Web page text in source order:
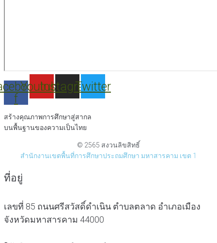
f
Youtube
Instagram
Twitter
สร้างคุณภาพการศึกษาสู่สากล
บนพื้นฐานของความเป็นไทย
© 2565 สงวนลิขสิทธิ์
สำนักงานเขตพื้นที่การศึกษาประถมศึกษา มหาสารคาม เขต 1
ที่อยู่
เลขที่ 85 ถนนศรีสวัสดิ์ดำเนิน ตำบลตลาด อำเภอเมือง
จังหวัดมหาสารคาม 44000